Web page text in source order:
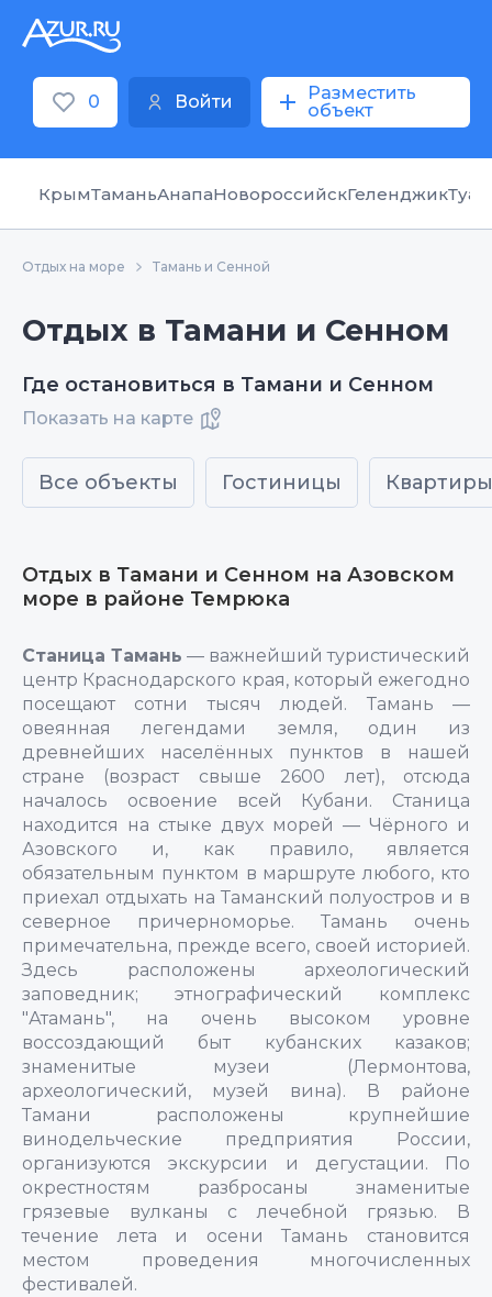
0 Войти
Разместить
объект
КрымТаманьАнапаНовороссийскГеленджик
Отдых на море Тамань и Сенной
Отдых в Тамани и Сенном
Где остановиться в Тамани и Сенном
Показать на карте
Все объекты Гостиницы Квартиры
Отдых в Тамани и Сенном на Азовском
море в районе Темрюка
Станица Тамань — важнейший туристический
центр Краснодарского края, который ежегодно
посещают сотни тысяч людей. Тамань —
овеянная легендами земля, один из
древнейших населённых пунктов в нашей
стране (возраст свыше 2600 лет), отсюда
началось освоение всей Кубани. Станица
находится на стыке двух морей — Чёрного и
Азовского и, как правило, является
обязательным пунктом в маршруте любого, кто
приехал отдыхать на Таманский полуостров и в
северное причерноморье. Тамань очень
примечательна, прежде всего, своей историей.
Здесь расположены археологический
заповедник; этнографический комплекс
"Атамань", на очень высоком уровне
воссоздающий быт кубанских казаков;
знаменитые музеи (Лермонтова,
археологический, музей вина). В районе
Тамани расположены крупнейшие
винодельческие предприятия России,
организуются экскурсии и дегустации. По
окрестностям разбросаны знаменитые
грязевые вулканы с лечебной грязью. В
течение лета и осени Тамань становится
местом проведения многочисленных
фестивалей.